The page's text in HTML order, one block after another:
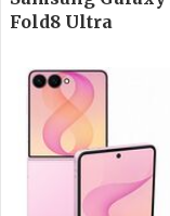
Fold8 Ultra